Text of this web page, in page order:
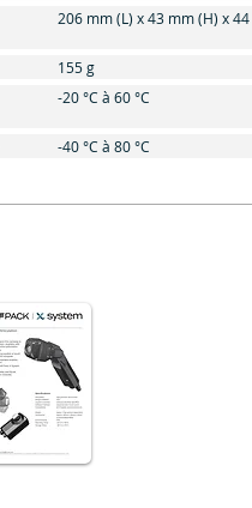
206 mm (L) x 43 mm (H) x
155 g
-20 °C à 60 °C
-40 °C à 80 °C